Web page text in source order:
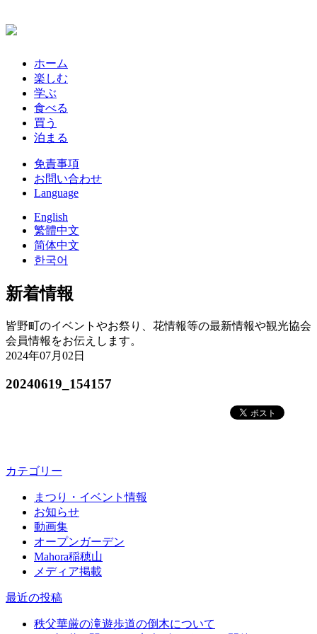
ホーム
楽しむ
学ぶ
食べる
買う
泊まる
免責事項
お問い合わせ
Language
English
繁體中文
简体中文
한국어
新着情報
皆野町のイベントやお祭り、花情報等の最新情報や観光協会
会員情報をお伝えします。
2024年07月02日
20240619_154157
カテゴリー
まつり・イベント情報
お知らせ
動画集
オープンガーデン
Mahora稲穂山
メディア掲載
最近の投稿
秩父華厳の滝遊歩道の倒木について